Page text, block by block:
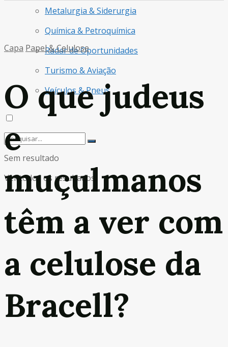
Metalurgia & Siderurgia
Química & Petroquímica
Radar de Oportunidades
Turismo & Aviação
Veículos & Pneus
Sem resultado
Ver todos os resultados
Capa Papel & Celulose
O que judeus
e
muçulmanos
têm a ver com
a celulose da
Bracell?